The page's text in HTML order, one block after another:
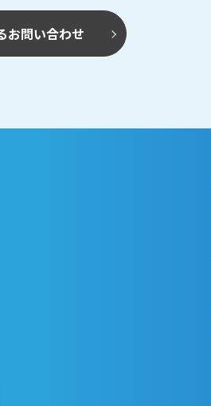
お問い合わせ